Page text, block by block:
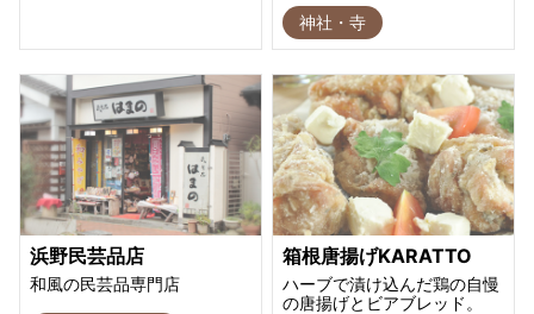
神社・寺
浜野民芸品店
和風の民芸品専門店
箱根唐揚げKARATTO
ハーブで漬け込んだ鶏の自慢
の唐揚げとビアブレッド。